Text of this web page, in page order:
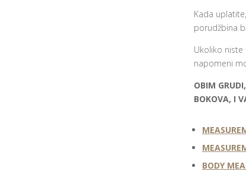
Kada
porudžbina
Ukoliko niste
napomeni
OBIM
BOKOVA, I
BODY